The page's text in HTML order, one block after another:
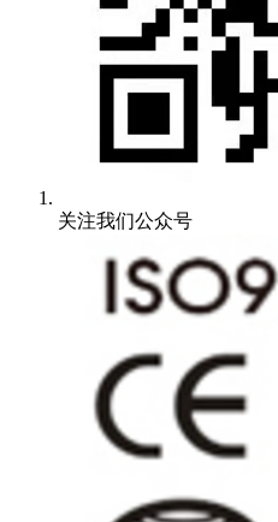
关注我们公众号